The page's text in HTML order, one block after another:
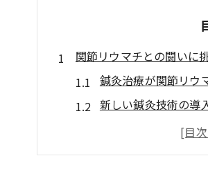
関節リウマチとの闘いに
鍼灸治療が関節リウ
新しい鍼灸技術の導
関節リウマチに対す
鍼灸による免疫シス